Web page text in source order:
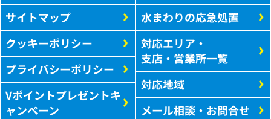
サイトマップ
クッキーポリシー
プライバシーポリシー
Vポイントプレゼントキ
ャンペーン
水まわりの応急処置
対応エリア・
支店・営業所一覧
対応地域
メール相談・お問合せ